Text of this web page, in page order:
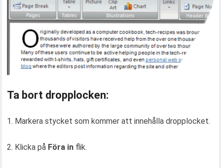
Ta bort dropplocken:
1. Markera stycket som kommer att innehålla dropplocket.
2. Klicka på Föra in flik.